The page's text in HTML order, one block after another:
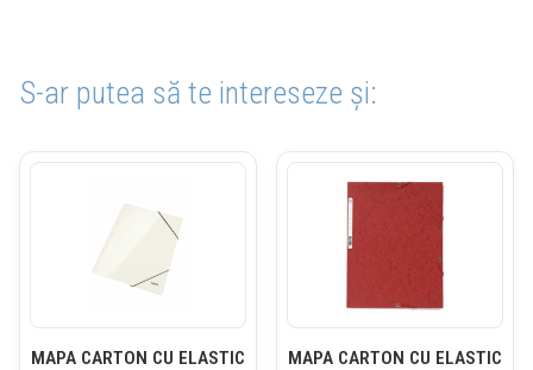
S-ar putea să te intereseze și:
MAPA CARTON CU ELASTIC
MAPA CARTON CU ELASTIC